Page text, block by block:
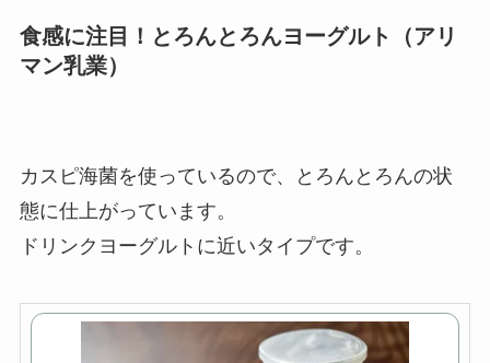
食感に注目！とろんとろんヨーグルト（アリ
マン乳業）
カスピ海菌を使っているので、とろんとろんの状
態に仕上がっています。
ドリンクヨーグルトに近いタイプです。